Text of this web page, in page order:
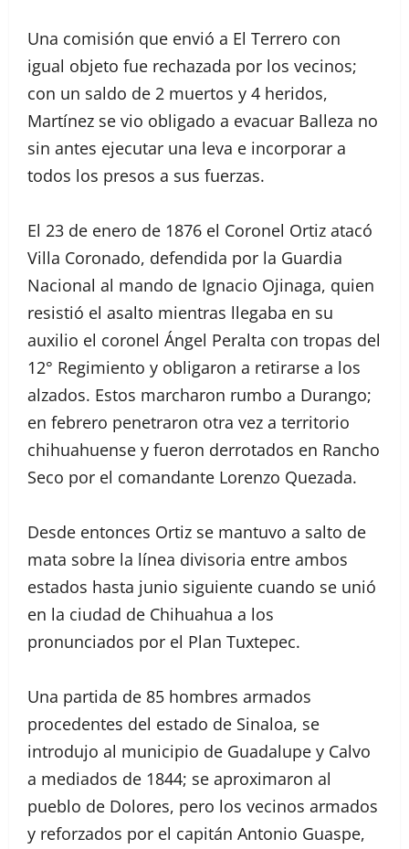
Una comisión que envió a El Terrero con
igual objeto fue rechazada por los vecinos;
con un saldo de 2 muertos y 4 heridos,
Martínez se vio obligado a evacuar Balleza no
sin antes ejecutar una leva e incorporar a
todos los presos a sus fuerzas.
El 23 de enero de 1876 el Coronel Ortiz atacó
Villa Coronado, defendida por la Guardia
Nacional al mando de Ignacio Ojinaga, quien
resistió el asalto mientras llegaba en su
auxilio el coronel Ángel Peralta con tropas del
12° Regimiento y obligaron a retirarse a los
alzados. Estos marcharon rumbo a Durango;
en febrero penetraron otra vez a territorio
chihuahuense y fueron derrotados en Rancho
Seco por el comandante Lorenzo Quezada.
Desde entonces Ortiz se mantuvo a salto de
mata sobre la línea divisoria entre ambos
estados hasta junio siguiente cuando se unió
en la ciudad de Chihuahua a los
pronunciados por el Plan Tuxtepec.
Una partida de 85 hombres armados
procedentes del estado de Sinaloa, se
introdujo al municipio de Guadalupe y Calvo
a mediados de 1844; se aproximaron al
pueblo de Dolores, pero los vecinos armados
y reforzados por el capitán Antonio Guaspe,